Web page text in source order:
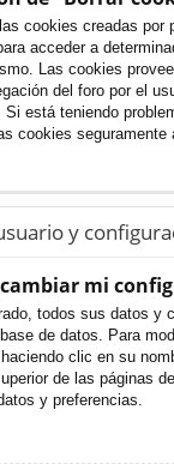
cookies creadas por
acceder a
Las cookies
del foro por el
Si está teniendo
cookies seguramente
y
cambiar mi
todos sus datos y
de datos. Para
clic en su
de las páginas
y preferencias.